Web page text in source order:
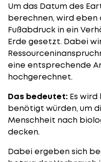
Um das Datum des
berechnen, wird eben
Fußabdruck in ein
Erde gesetzt. Dabei
eine entsprechende
hochgerechnet.
Das bedeutet: Es
benötigt würden, um
Menschheit nach
decken.
Dabei ergeben sich